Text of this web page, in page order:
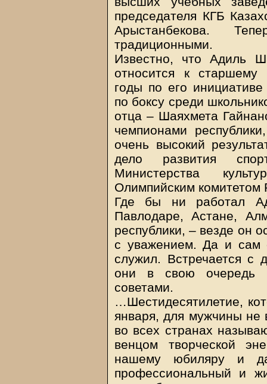
председателя КГБ
Арыстанбекова.
традиционными.
Известно, что Адиль
относится к старшему
годы по его
по боксу среди
отца – Шаяхмета
чемпионами
очень высокий
дело развития
Министерства
Олимпийским комитетом
Где бы ни работал
Павлодаре, Астане,
республики, – везде он
с уважением. Да и сам
служил. Встречается с
они в свою очередь
советами.
…Шестидесятилетие,
января, для мужчины не
во всех странах
венцом творческой
нашему юбиляру и
профессиональный и